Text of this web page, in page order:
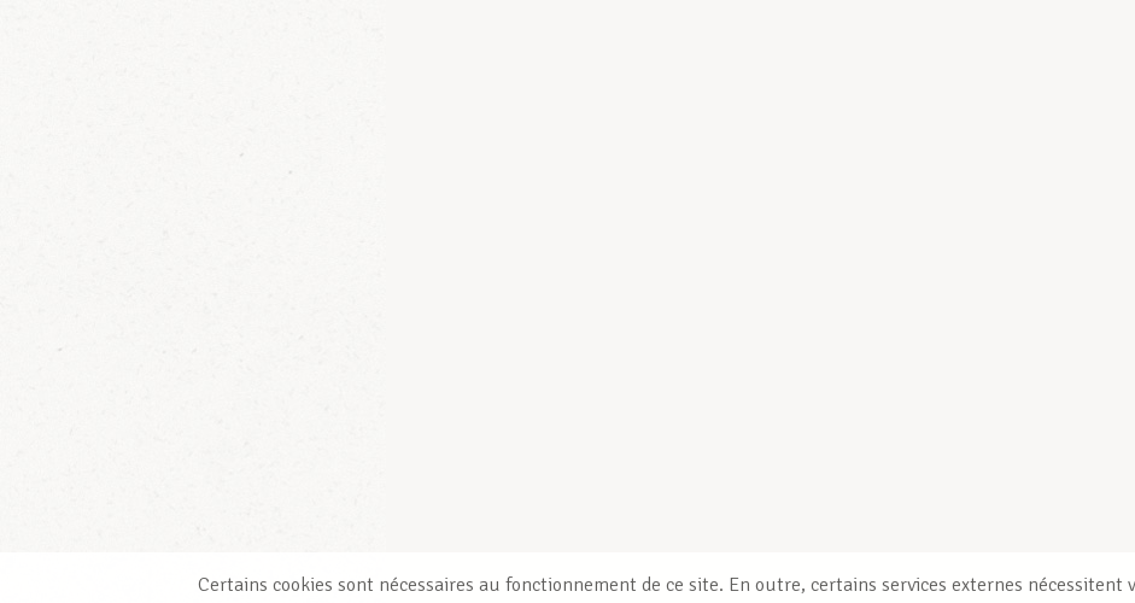
Certains cookies sont nécessaires au fonctionnement de ce site. En outre, certains services externes